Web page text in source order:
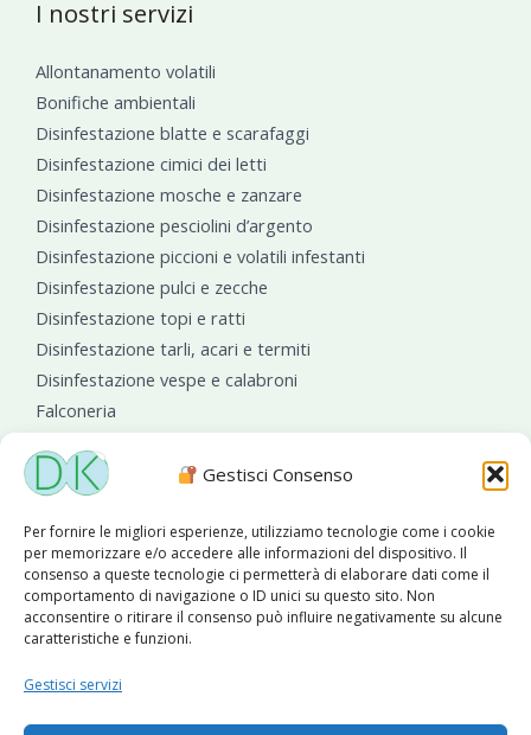
Gestisci Consenso
Per fornire le migliori esperienze, utilizziamo tecnologie come i cookie
per memorizzare e/o accedere alle informazioni del dispositivo. Il
consenso a queste tecnologie ci permetterà di elaborare dati come il
comportamento di navigazione o ID unici su questo sito. Non
acconsentire o ritirare il consenso può influire negativamente su alcune
caratteristiche e funzioni.
Gestisci servizi
I nostri servizi
Allontanamento volatili
Bonifiche ambientali
Disinfestazione blatte e scarafaggi
Disinfestazione cimici dei letti
Disinfestazione mosche e zanzare
Disinfestazione pesciolini d’argento
Disinfestazione piccioni e volatili infestanti
Disinfestazione pulci e zecche
Disinfestazione topi e ratti
Disinfestazione tarli, acari e termiti
Disinfestazione vespe e calabroni
Falconeria
Sanificazioni ambientali